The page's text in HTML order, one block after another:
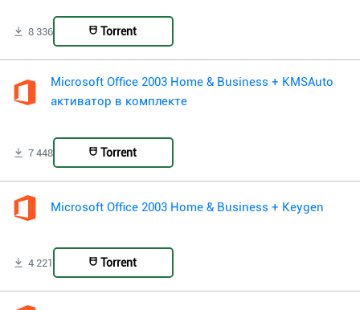
8 336 Torrent
Microsoft Office 2003 Home & Business + KMSAuto
активатор в комплекте
7 448 Torrent
Microsoft Office 2003 Home & Business + Keygen
4 221 Torrent